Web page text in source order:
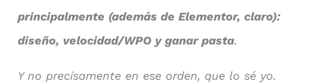
principalmente (además de Elementor, claro):
diseño, velocidad/WPO y ganar pasta.
Y no precisamente en ese orden, que lo sé yo.